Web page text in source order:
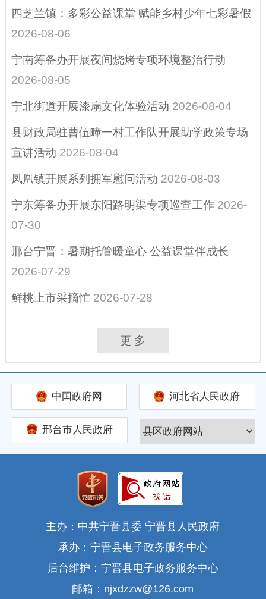
政府公报
（电子商务进农村
招考招录
重大决策
四芝兰镇：多彩公益课堂 赋能乡村少年七彩暑假
2026-08-06
宁南筹备办开展夜间烧烤专项环境整治行动
2026-08-05
宁北街道开展漆扇文化体验活动 2026-08-04
县财政局驻曹伍疃一村工作队开展助学政策专场
宣讲活动 2026-08-04
凤凰镇开展系列拥军慰问活动 2026-08-03
宁东筹备办开展东阳路明渠专项巡查工作 2026-
07-30
邢台宁晋：暑期托管暖童心 公益课堂伴成长
2026-07-29
鲜桃上市采摘忙 2026-07-28
更 多
中国政府网 河北省人民政府
邢台市人民政府
主办：中共宁晋县委 宁晋县人民政府
承办：宁晋县电子政务服务中心
后台维护：宁晋县电子政务服务中心
邮箱：njxdzzw@126.com